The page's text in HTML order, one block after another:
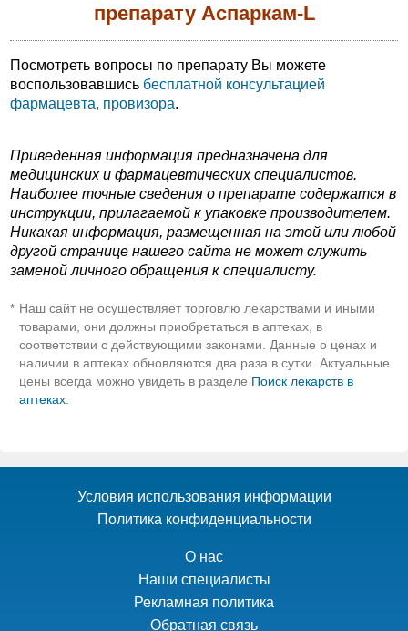
препарату Аспаркам-L
Посмотреть вопросы по препарату Вы можете
воспользовавшись бесплатной консультацией
фармацевта, провизора.
Приведенная информация предназначена для
медицинских и фармацевтических специалистов.
Наиболее точные сведения о препарате содержатся в
инструкции, прилагаемой к упаковке производителем.
Никакая информация, размещенная на этой или любой
другой странице нашего сайта не может служить
заменой личного обращения к специалисту.
* Наш сайт не осуществляет торговлю лекарствами и иными
товарами, они должны приобретаться в аптеках, в
соответствии с действующими законами. Данные о ценах и
наличии в аптеках обновляются два раза в сутки. Актуальные
цены всегда можно увидеть в разделе Поиск лекарств в
аптеках.
Условия использования информации
Политика конфиденциальности
О нас
Наши специалисты
Рекламная политика
Обратная связь